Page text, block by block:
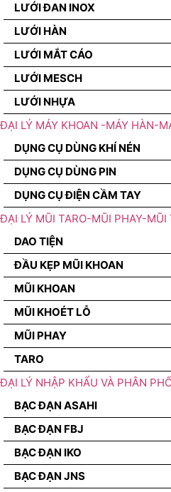
LƯỚI ĐAN INOX
LƯỚI HÀN
LƯỚI MẮT CÁO
LƯỚI MESCH
LƯỚI NHỰA
ĐẠI LÝ MÁY KHOAN -MÁY HÀN-
DỤNG CỤ DÙNG KHÍ NÉN
DỤNG CỤ DÙNG PIN
DỤNG CỤ ĐIỆN CẦM TAY
ĐẠI LÝ MŨI TARO-MŨI PHAY-
DAO TIỆN
ĐẦU KẸP MŨI KHOAN
MŨI KHOAN
MŨI KHOÉT LỖ
MŨI PHAY
TARO
ĐẠI LÝ NHẬP KHẨU VÀ PHÂN
BẠC ĐẠN ASAHI
BẠC ĐẠN FBJ
BẠC ĐẠN IKO
BẠC ĐẠN JNS